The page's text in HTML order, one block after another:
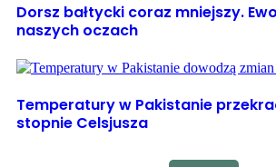
Dorsz bałtycki coraz mniejszy.
naszych oczach
Temperatury w Pakistanie
stopnie Celsjusza